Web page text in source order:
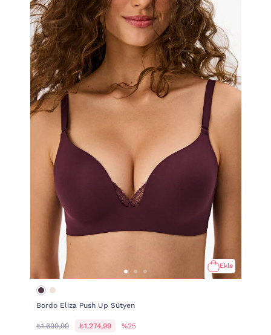
Ekle
Bordo Eliza Push Up Sütyen
₺1.699,99 ₺1.274,99 %25